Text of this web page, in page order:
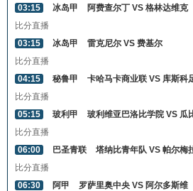
03:15
冰岛甲
阿费查尔丁 VS 格林达维克
比分直播
03:15
冰岛甲
雷克尼尔 VS 费基尔
比分直播
04:15
秘鲁甲
卡哈马卡商业联 VS 库斯科
比分直播
05:15
玻利甲
玻利维亚巴洛比学院 VS 瓜
比分直播
06:00
巴圣青联
塔纳比青年队 VS 帕尔梅
比分直播
06:30
阿甲
罗萨里奥中央 VS 阿尔多斯维